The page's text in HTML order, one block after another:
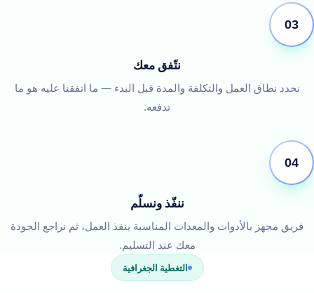
03
نتّفق معك
نحدد نطاق العمل والتكلفة والمدة قبل البدء — ما اتفقنا عليه هو ما
تدفعه.
04
ننفّذ ونسلّم
فريق مجهز بالأدوات والمعدات المناسبة ينفذ العمل، ثم نراجع الجودة
معك عند التسليم.
التغطية الجغرافية